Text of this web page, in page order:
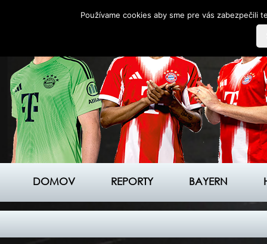
DOMOV REPORTY BAYERN
Používame cookies aby sme pre vás zabezpečili